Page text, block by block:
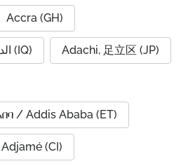
Accra (GH)
Ad Diwaniyah, الديوانية (IQ) Adachi, 足立区 (JP)
/ Addis Ababa (ET)
Adjamé (CI)